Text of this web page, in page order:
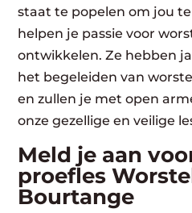
staat te popelen om jou
helpen je passie voor
ontwikkelen. Ze hebben
het begeleiden van
en zullen je met open
onze gezellige en veilige
Meld je aan
proefles
Bourtange